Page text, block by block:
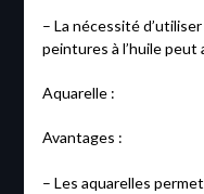
– La nécessité
peintures à l’huile
Aquarelle :
Avantages :
– Les aquarelles